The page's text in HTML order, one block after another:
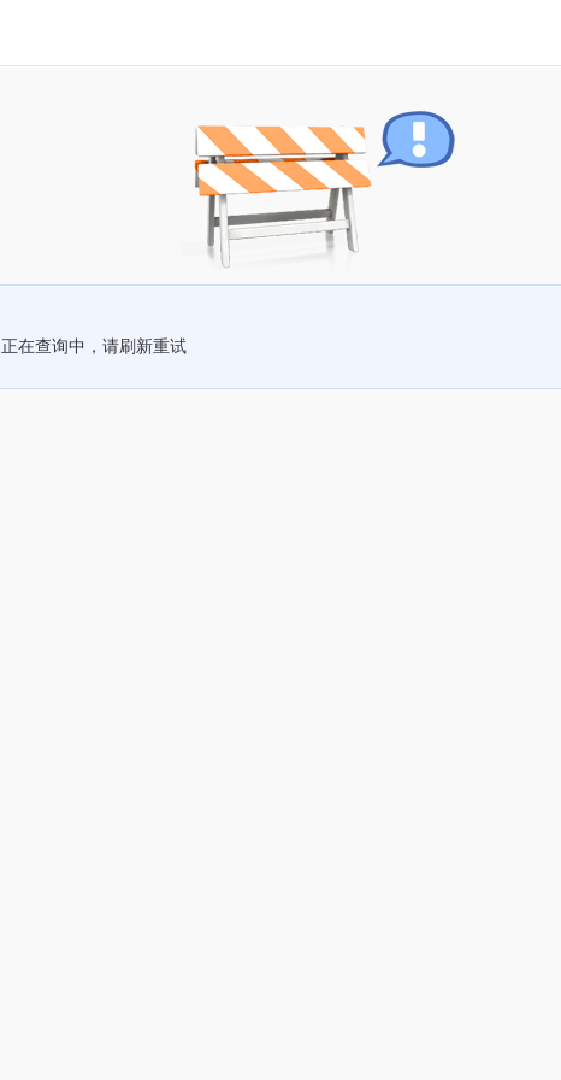
正在查询中，请刷新重试